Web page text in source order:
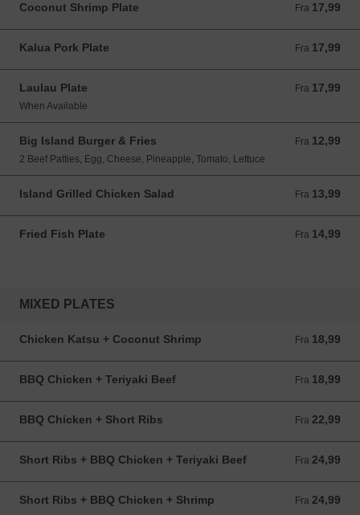
Coconut Shrimp Plate Fra 17,99
Fra 17,99 USD
Kalua Pork Plate Fra 17,99
Fra 17,99 USD
Laulau Plate Fra 17,99
Fra 17,99 USD
When Available
Big Island Burger & Fries Fra 12,99
Fra 12,99 USD
2 Beef Patties, Egg, Cheese, Pineapple, Tomato, Lettuce
Island Grilled Chicken Salad Fra 13,99
Fra 13,99 USD
Fried Fish Plate Fra 14,99
Fra 14,99 USD
MIXED PLATES
Chicken Katsu + Coconut Shrimp Fra 18,99
Fra 18,99 USD
BBQ Chicken + Teriyaki Beef Fra 18,99
Fra 18,99 USD
BBQ Chicken + Short Ribs Fra 22,99
Fra 22,99 USD
Short Ribs + BBQ Chicken + Teriyaki Beef Fra 24,99
Fra 24,99 USD
Short Ribs + BBQ Chicken + Shrimp Fra 24,99
Fra 24,99 USD